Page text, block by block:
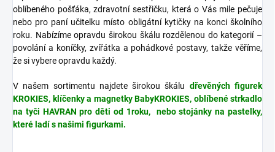
oblíbeného pošťáka, zdravotní sestřičku, která o Vás mile pečuje
nebo pro paní učitelku místo obligátní kytičky na konci školního
roku. Nabízíme opravdu širokou škálu rozdělenou do kategorií –
povolání a koníčky, zvířátka a pohádkové postavy, takže věříme,
že si vybere opravdu každý.
V našem sortimentu najdete širokou škálu dřevěných figurek
KROKIES, klíčenky a magnetky BabyKROKIES, oblíbené strkadlo
na tyči HAVRAN pro děti od 1roku, nebo stojánky na pastelky,
které ladí s našimi figurkami.